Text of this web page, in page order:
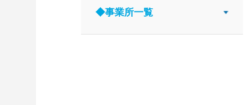
◆事業所一覧